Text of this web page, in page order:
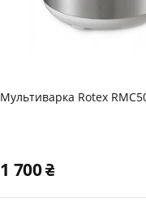
Мультиварка Rotex
1 700